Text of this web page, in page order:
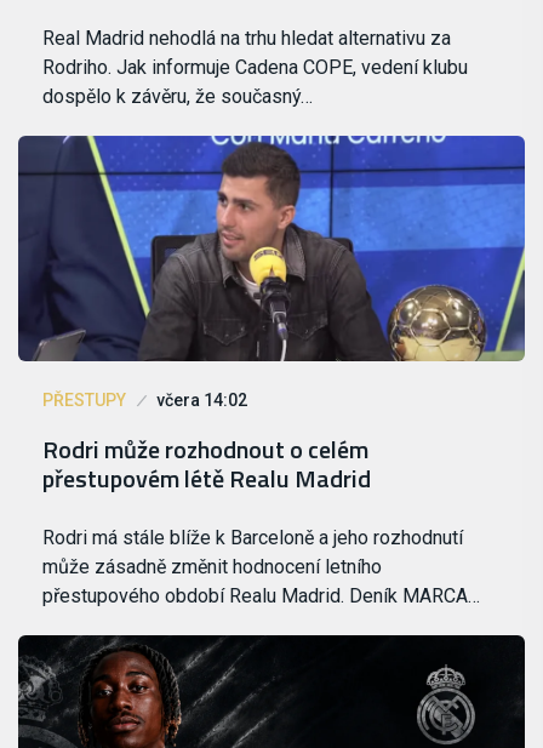
Real Madrid nehodlá na trhu hledat alternativu za
Rodriho. Jak informuje Cadena COPE, vedení klubu
dospělo k závěru, že současný…
PŘESTUPY včera 14:02
Rodri může rozhodnout o celém
přestupovém létě Realu Madrid
Rodri má stále blíže k Barceloně a jeho rozhodnutí
může zásadně změnit hodnocení letního
přestupového období Realu Madrid. Deník MARCA…